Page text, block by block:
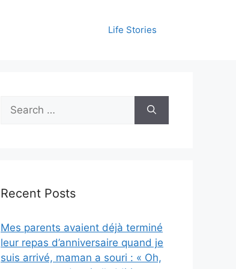
Life Stories
Search
for:
Recent Posts
Mes parents avaient déjà terminé
leur repas d’anniversaire quand je
suis arrivé, maman a souri : « Oh,